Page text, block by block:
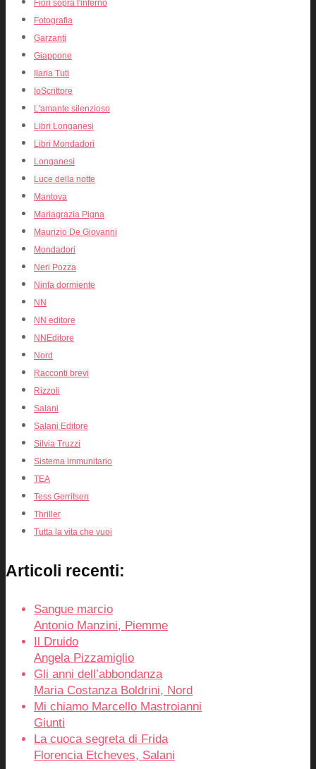
Fiori sopra l'inferno
Fotografia
Garzanti
Giappone
Ilaria Tuti
IoScrittore
L'amante silenzioso
Libri Longanesi
Libri Mondadori
Longanesi
Luce della notte
Mantova
Mariagrazia Pigna
Maurizio De Giovanni
Mondadori
Neri Pozza
Ninfa dormiente
NN
NN editore
NNEditore
Nord
Racconti brevi
Rizzoli
Salani
Salani Editore
Silvia Truzzi
Sistema immunitario
TEA
Tess Gerritsen
Thriller
Tutta la vita che vuoi
Articoli recenti:
Sangue marcio
Antonio Manzini, Piemme
Il Druido
Angela Pizzamiglio
Gli anni dell’abbondanza
Maria Costanza Boldrini, Nord
Mi chiamo Marcello Mastroianni
Giunti
La cuoca segreta di Frida
Florencia Etcheves, Salani